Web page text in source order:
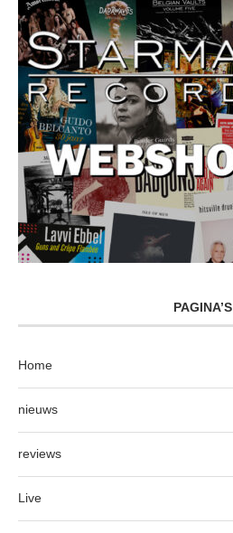
PAGINA’S
Home
nieuws
reviews
Live